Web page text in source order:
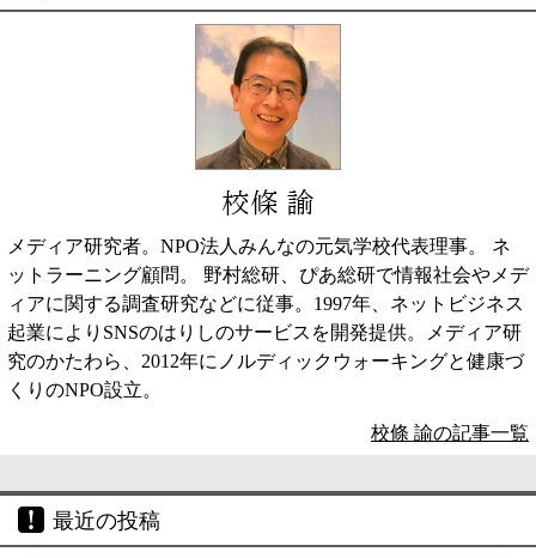
校條 諭
メディア研究者。NPO法人みんなの元気学校代表理事。 ネ
ットラーニング顧問。 野村総研、ぴあ総研で情報社会やメデ
ィアに関する調査研究などに従事。1997年、ネットビジネス
起業によりSNSのはりしのサービスを開発提供。メディア研
究のかたわら、2012年にノルディックウォーキングと健康づ
くりのNPO設立。
校條 諭の記事一覧
最近の投稿